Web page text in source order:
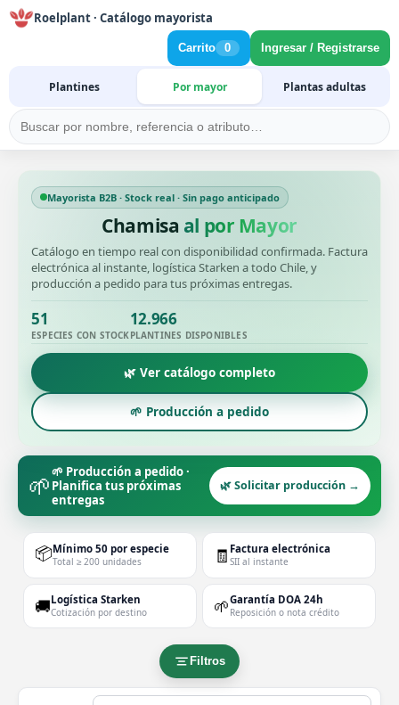
Roelplant · Catálogo mayorista
Plantines Por mayor Plantas adultas
Carrito 0 Ingresar / Registrarse
Mayorista B2B · Stock real · Sin pago anticipado
Chamisa al por Mayor
Catálogo en tiempo real con disponibilidad confirmada. Factura
electrónica al instante, logística Starken a todo Chile, y
producción a pedido para tus próximas entregas.
51
ESPECIES CON STOCK
12.966
PLANTINES DISPONIBLES
🌿 Ver catálogo completo
🌱 Producción a pedido
🌱🌱 Producción a pedido ·
Planifica tus próximas
entregas
🌿 Solicitar producción →
📦Mínimo 50 por especie
Total ≥ 200 unidades 🧾 Factura electrónica
SII al instante
🚚Logística Starken
Cotización por destino 🌱Garantía DOA 24h
Reposición o nota crédito
Filtros